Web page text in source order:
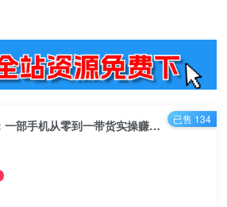
大木好物分享短视频运营实操班：一部手机从零到一带货实操赚钱（26节课时） 已售 134